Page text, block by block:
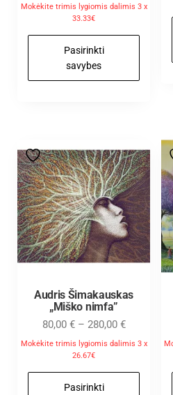
5.00
iš 5
Mokėkite trimis lygiomis dalimis 3 x
33.33€
Pasirinkti
savybes
Audris Šimakauskas
„Miško nimfa”
80,00 € – 280,00 €
Mokėkite trimis lygiomis dalimis 3 x
26.67€
Pasirinkti